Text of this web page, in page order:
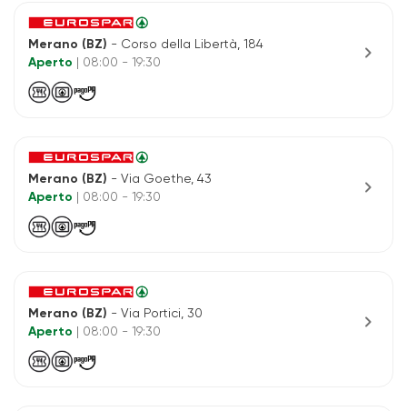
Merano (BZ) - Corso della Libertà, 184
Aperto
| 08:00 - 19:30 chevron_right
Merano (BZ) - Via Goethe, 43
Aperto
| 08:00 - 19:30 chevron_right
Merano (BZ) - Via Portici, 30
Aperto
| 08:00 - 19:30 chevron_right